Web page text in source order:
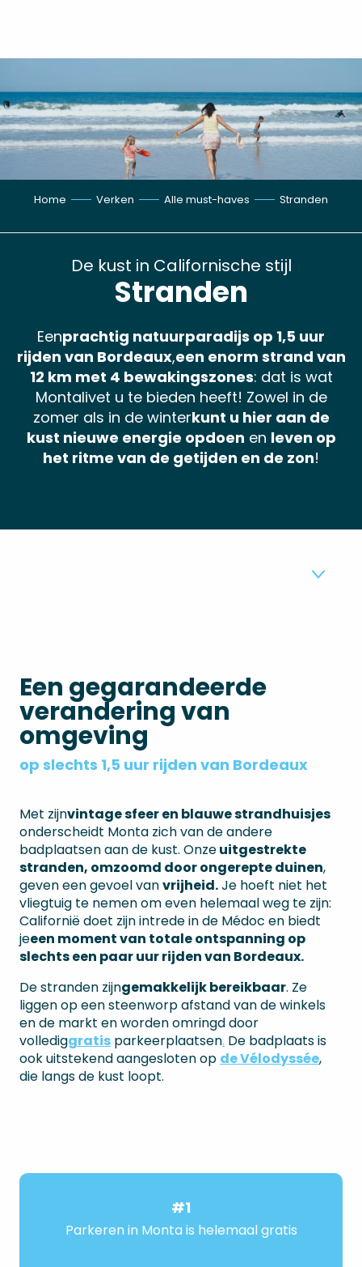
Home Verken Alle must-haves Stranden
De kust in Californische stijl
Stranden
Eenprachtig natuurparadijs op 1,5 uur
rijden van Bordeaux,een enorm strand van
12 km met 4 bewakingszones: dat is wat
Montalivet u te bieden heeft! Zowel in de
zomer als in de winterkunt u hier aan de
kust nieuwe energie opdoen en leven op
het ritme van de getijden en de zon!
2 TOEZICHT
3 MONTA SPORTS
Een gegarandeerde
verandering van
omgeving
op slechts 1,5 uur rijden van Bordeaux
Met zijnvintage sfeer en blauwe strandhuisjes
onderscheidt Monta zich van de andere
badplaatsen aan de kust. Onzeuitgestrekte
stranden, omzoomd door ongerepte duinen,
geven een gevoel vanvrijheid.Je hoeft niet het
vliegtuig te nemen om even helemaal weg te zijn:
Californië doet zijn intrede in de Médoc en biedt
jeeen moment van totale ontspanning op
slechts een paar uur rijden van Bordeaux.
De stranden zijngemakkelijk bereikbaar. Ze
liggen op een steenworp afstand van de winkels
en de markt en worden omringd door
vollediggratis parkeerplaatsen. De badplaats is
ook uitstekend aangesloten op de Vélodyssée,
die langs de kust loopt.
#1
Parkeren in Monta is helemaal gratis